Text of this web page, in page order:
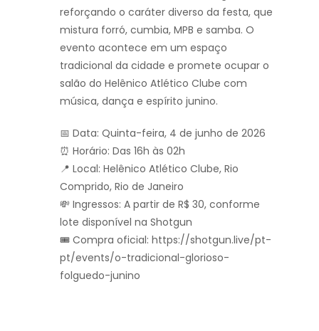
reforçando o caráter diverso da festa, que
mistura forró, cumbia, MPB e samba. O
evento acontece em um espaço
tradicional da cidade e promete ocupar o
salão do Helênico Atlético Clube com
música, dança e espírito junino.
📅 Data: Quinta-feira, 4 de junho de 2026
⏰ Horário: Das 16h às 02h
📍 Local: Helênico Atlético Clube, Rio
Comprido, Rio de Janeiro
💸 Ingressos: A partir de R$ 30, conforme
lote disponível na Shotgun
🎟️ Compra oficial: https://shotgun.live/pt-
pt/events/o-tradicional-glorioso-
folguedo-junino